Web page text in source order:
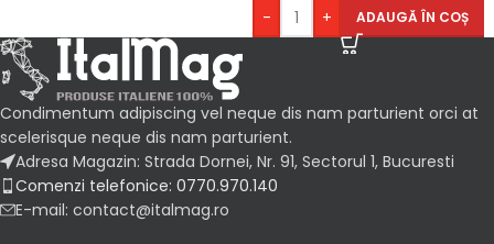
-
+ ADAUGĂ ÎN COȘ
Condimentum adipiscing vel neque dis nam parturient orci at
scelerisque neque dis nam parturient.
Adresa Magazin: Strada Dornei, Nr. 91, Sectorul 1, Bucuresti
Comenzi telefonice: 0770.970.140
E-mail: contact@italmag.ro